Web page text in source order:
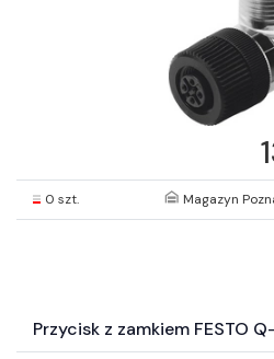
0 szt. Magazyn
Przycisk z zamkiem FESTO